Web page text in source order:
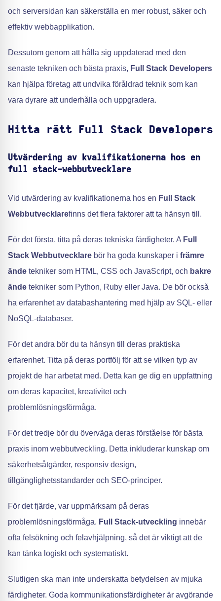
och serversidan kan säkerställa en mer robust, säker och
effektiv webbapplikation.
Dessutom genom att hålla sig uppdaterad med den
senaste tekniken och bästa praxis, Full Stack Developers
kan hjälpa företag att undvika föråldrad teknik som kan
vara dyrare att underhålla och uppgradera.
Hitta rätt Full Stack Developers
Utvärdering av kvalifikationerna hos en
full stack-webbutvecklare
Vid utvärdering av kvalifikationerna hos en Full Stack
Webbutvecklarefinns det flera faktorer att ta hänsyn till.
För det första, titta på deras tekniska färdigheter. A Full
Stack Webbutvecklare bör ha goda kunskaper i främre
ände tekniker som HTML, CSS och JavaScript, och bakre
ände tekniker som Python, Ruby eller Java. De bör också
ha erfarenhet av databashantering med hjälp av SQL- eller
NoSQL-databaser.
För det andra bör du ta hänsyn till deras praktiska
erfarenhet. Titta på deras portfölj för att se vilken typ av
projekt de har arbetat med. Detta kan ge dig en uppfattning
om deras kapacitet, kreativitet och
problemlösningsförmåga.
För det tredje bör du överväga deras förståelse för bästa
praxis inom webbutveckling. Detta inkluderar kunskap om
säkerhetsåtgärder, responsiv design,
tillgänglighetsstandarder och SEO-principer.
För det fjärde, var uppmärksam på deras
problemlösningsförmåga. Full Stack-utveckling innebär
ofta felsökning och felavhjälpning, så det är viktigt att de
kan tänka logiskt och systematiskt.
Slutligen ska man inte underskatta betydelsen av mjuka
färdigheter. Goda kommunikationsfärdigheter är avgörande